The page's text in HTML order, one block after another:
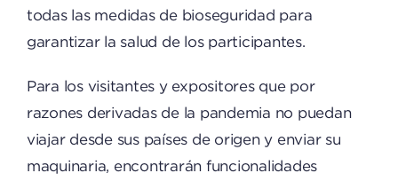
todas las medidas de bioseguridad para
garantizar la salud de los participantes.
Para los visitantes y expositores que por
razones derivadas de la pandemia no puedan
viajar desde sus países de origen y enviar su
maquinaria, encontrarán funcionalidades